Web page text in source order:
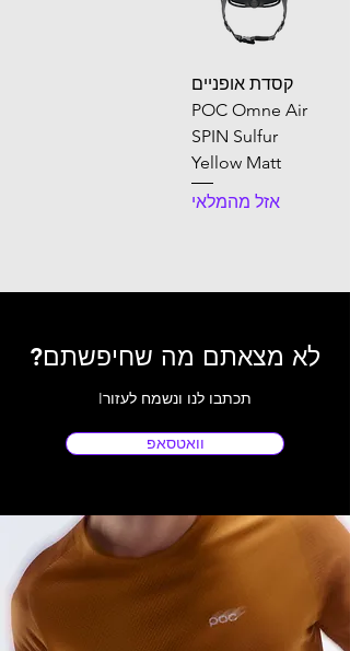
קסדת אופניים
POC Omne Air
SPIN Sulfur
Yellow Matt
אזל מהמלאי
לא מצאתם מה שחיפשתם?
Iתכתבו לנו ונשמח לעזור
וואטסאפ